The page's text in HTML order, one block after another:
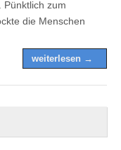
Pünktlich zum
die Menschen
weiterlesen →